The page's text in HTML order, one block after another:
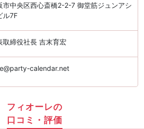
市中央区西心斎橋2-2-7 御堂筋ジュンアシ
ル7F
取締役社長 吉末育宏
calendar.net
フィオーレの
口コミ・評価